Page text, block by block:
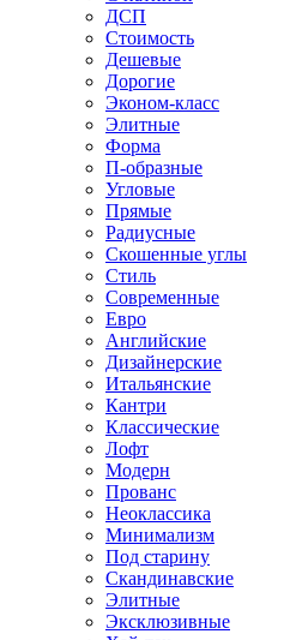
ДСП
Стоимость
Дешевые
Дорогие
Эконом-класс
Элитные
Форма
П-образные
Угловые
Прямые
Радиусные
Скошенные углы
Стиль
Современные
Евро
Английские
Дизайнерские
Итальянские
Кантри
Классические
Лофт
Модерн
Прованс
Неоклассика
Минимализм
Под старину
Скандинавские
Элитные
Эксклюзивные